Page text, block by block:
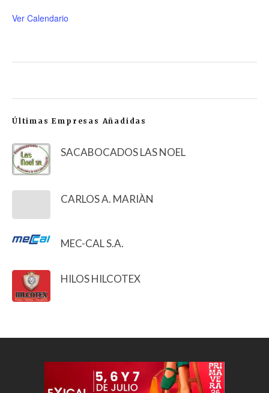
Ver Calendario
Últimas Empresas Añadidas
SACABOCADOS LAS NOEL
CARLOS A. MARIÀN
MEC-CAL S.A.
HILOS HILCOTEX